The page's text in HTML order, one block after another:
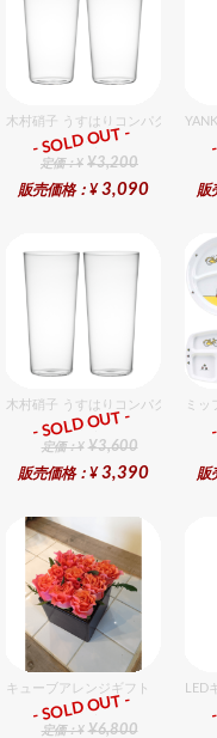
木村硝子 うすはりコンパクト
ギフト
定価：¥ ¥3,200
販売価格：¥ 3,090
- SOLD OUT -
販
木村硝子 うすはりコンパクト
ギフト
定価：¥ ¥3,600
販売価格：¥ 3,390
- SOLD OUT -
ミッ
販
キューブアレンジギフト オレンジ
ギフト
定価：¥ ¥6,800
- SOLD OUT -
LED